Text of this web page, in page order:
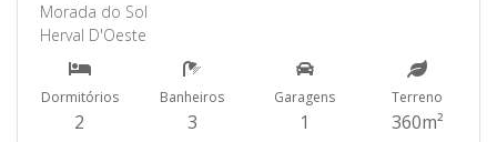
Morada do Sol
Herval D'Oeste
Dormitórios
2
Banheiros
3
Garagens
1
Terreno
360m²